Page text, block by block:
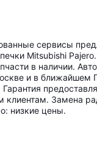
сервисы
Mitsubishi
в наличии.
и в ближайшем
клиентам. Замена
низкие цены.